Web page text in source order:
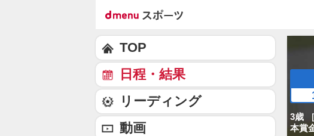
3歳
本賞
TOP
日程・結果
リーディング
動画